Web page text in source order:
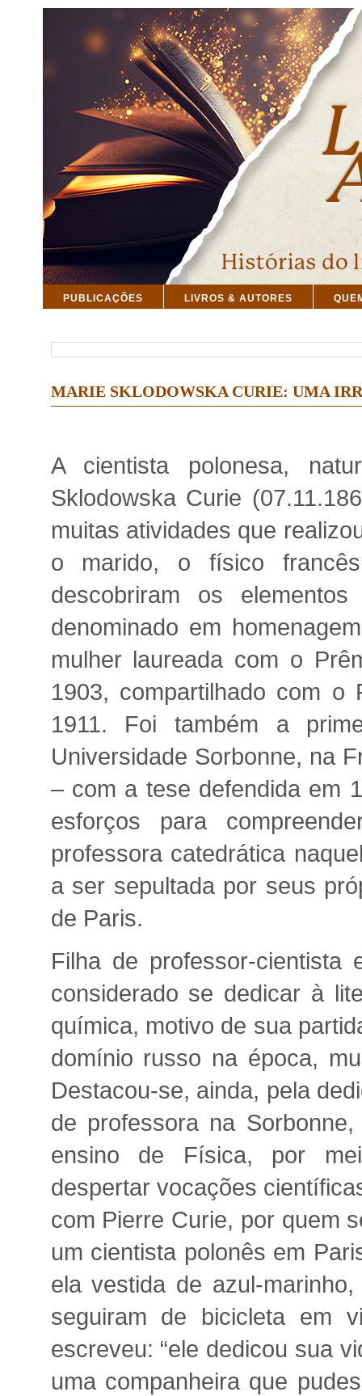
PUBLICAÇÕES LIVROS & AUTORES
MARIE SKLODOWSKA CURIE: UMA
A cientista polonesa,
Sklodowska Curie
muitas atividades que
o marido, o físico
descobriram os
denominado em
mulher laureada com o
1903, compartilhado com
1911. Foi também a
Universidade Sorbonne, na
– com a tese defendida em
esforços para
professora catedrática
a ser sepultada por seus
de Paris.
Filha de professor-
considerado se dedicar à
química, motivo de sua
domínio russo na época,
Destacou-se, ainda, pela
de professora na
ensino de Física, por
despertar vocações
com Pierre Curie, por quem
um cientista polonês em
ela vestida de azul-
seguiram de bicicleta em
escreveu: “ele dedicou sua
uma companheira que